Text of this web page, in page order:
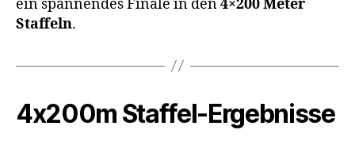
ein spannendes Finale in den4×200 Meter
Staffeln.
4x200m Staffel-Ergebnisse